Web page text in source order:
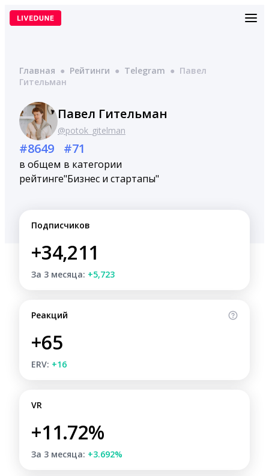
Перейти
Главная ● Рейтинги ● Telegram ● Павел
Гительман
Павел Гительман
@potok_gitelman
#8649
в общем
рейтинге
#71
в категории
"Бизнес и стартапы"
Подписчиков
+34,211
За 3 месяца: +5,723
Реакций
+65
ERV: +16
VR
+11.72%
За 3 месяца: +3.692%